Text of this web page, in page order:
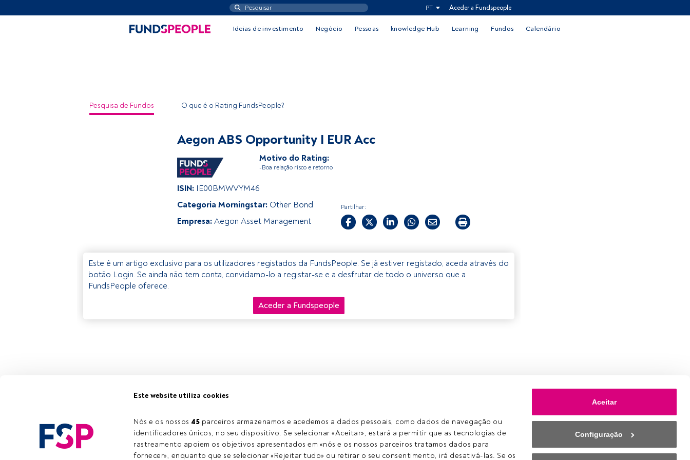
Este website utiliza cookies
Nós e os nossos 45 parceiros armazenamos e acedemos a dados pessoais, como dados de navegação ou
identificadores únicos, no seu dispositivo. Se selecionar «Aceitar», estará a permitir que as tecnologias de
rastreamento apoiem os objetivos apresentados em «nós e os nossos parceiros tratamos dados para
fornecer», enquanto que se selecionar «Rejeitar tudo» ou retirar o seu consentimento, irá desativá-las. Se os
Aceitar
Configuração
PT Aceder a Fundspeople
Ideias de investimento Negócio Pessoas knowledge Hub Learning Fundos Calendário
Pesquisa de Fundos O que é o Rating FundsPeople?
Aegon ABS Opportunity I EUR Acc
Motivo do Rating:
-Boa relação risco e retorno
ISIN: IE00BMWVYM46
Categoria Morningstar: Other Bond
Empresa: Aegon Asset Management
Partilhar:
Este é um artigo exclusivo para os utilizadores registados da FundsPeople. Se já estiver registado, aceda através do
botão Login. Se ainda não tem conta, convidamo-lo a registar-se e a desfrutar de todo o universo que a
FundsPeople oferece.
Aceder a Fundspeople